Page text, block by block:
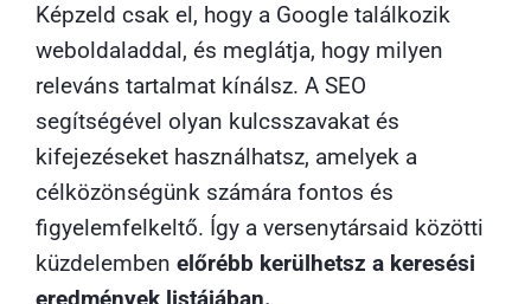
Képzeld csak el, hogy a Google találkozik
weboldaladdal, és meglátja, hogy milyen
releváns tartalmat kínálsz. A SEO
segítségével olyan kulcsszavakat és
kifejezéseket használhatsz, amelyek a
célközönségünk számára fontos és
figyelemfelkeltő. Így a versenytársaid közötti
küzdelemben előrébb kerülhetsz a keresési